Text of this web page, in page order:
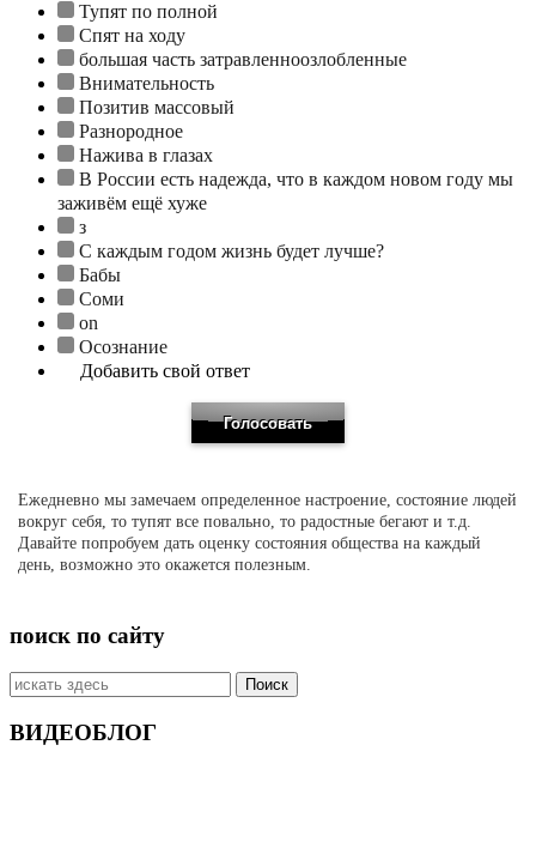
Тупят по полной
Спят на ходу
большая часть затравленноозлобленные
Внимательность
Позитив массовый
Разнородное
Нажива в глазах
В России есть надежда, что в каждом новом году мы
заживём ещё хуже
з
С каждым годом жизнь будет лучше?
Бабы
Соми
on
Осознание
Добавить свой ответ
Ежедневно мы замечаем определенное настроение, состояние людей
вокруг себя, то тупят все повально, то радостные бегают и т.д.
Давайте попробуем дать оценку состояния общества на каждый
день, возможно это окажется полезным.
поиск по сайту
Искать:
ВИДЕОБЛОГ